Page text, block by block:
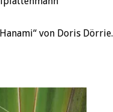
von Doris Dörrie.